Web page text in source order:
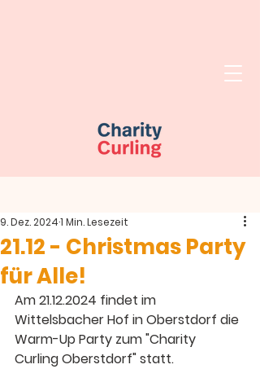
21.12 - Christmas Party
für Alle!
9. Dez. 20241 Min. Lesezeit
Am 21.12.2024 findet im
Wittelsbacher Hof in Oberstdorf die
Warm-Up Party zum "Charity
Curling Oberstdorf" statt.